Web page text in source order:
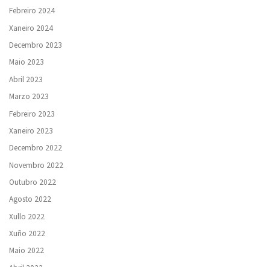
Febreiro 2024
Xaneiro 2024
Decembro 2023
Maio 2023
Abril 2023
Marzo 2023
Febreiro 2023
Xaneiro 2023
Decembro 2022
Novembro 2022
Outubro 2022
Agosto 2022
Xullo 2022
Xuño 2022
Maio 2022